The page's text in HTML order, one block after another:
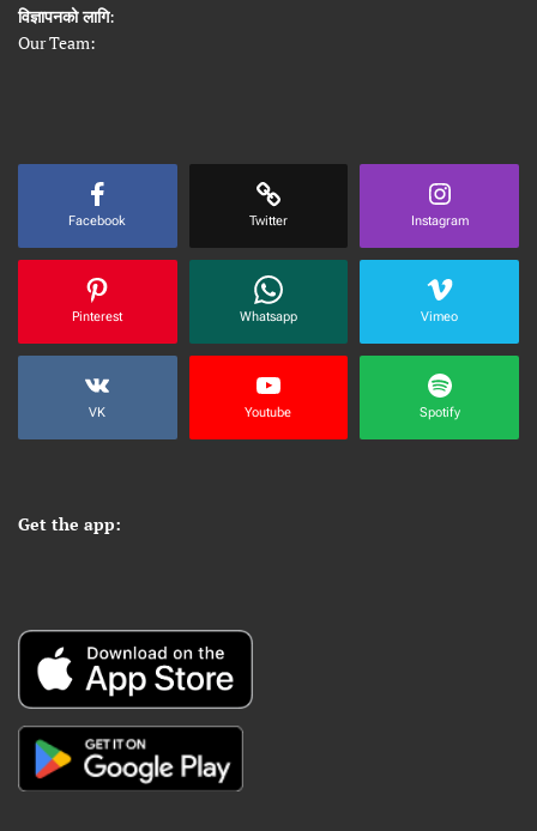
विज्ञापनको लागि:
Our Team:
Facebook Twitter Instagram
Pinterest Whatsapp Vimeo
VK Youtube Spotify
Get the app: